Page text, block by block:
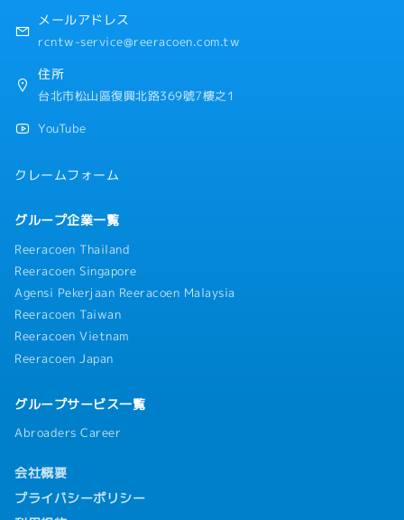
メールアドレス
rcntw-service@reeracoen.com.tw
住所
台北市松山區復興北路369號7樓之1
YouTube
クレームフォーム
グループ企業一覧
Reeracoen Thailand
Reeracoen Singapore
Agensi Pekerjaan Reeracoen Malaysia
Reeracoen Taiwan
Reeracoen Vietnam
Reeracoen Japan
グループサービス一覧
Abroaders Career
会社概要
プライバシーポリシー